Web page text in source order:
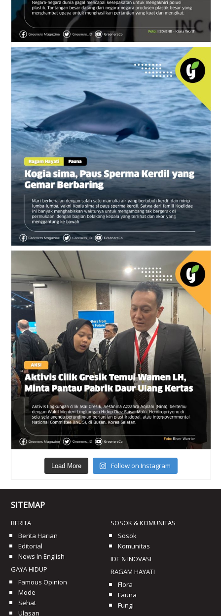
Load More Follow on Instagram
SITEMAP
BERITA
Berita Harian
Editorial
News In English
GAYA HIDUP
Famous Opinion
Mode
Sehat
Ulasan
SOSOK & KOMUNITAS
Sosok
Komunitas
IDE & INOVASI
RAGAM HAYATI
Flora
Fauna
Fungi